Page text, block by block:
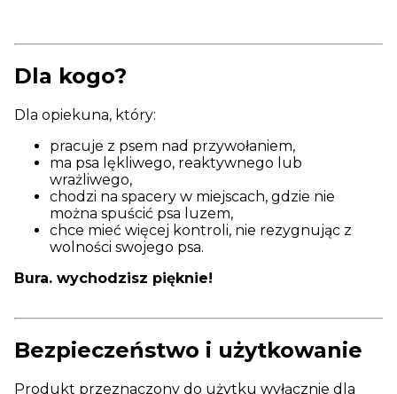
Dla kogo?
Dla opiekuna, który:
pracuje z psem nad przywołaniem,
ma psa lękliwego, reaktywnego lub
wrażliwego,
chodzi na spacery w miejscach, gdzie nie
można spuścić psa luzem,
chce mieć więcej kontroli, nie rezygnując z
wolności swojego psa.
Bura. wychodzisz pięknie!
Bezpieczeństwo i użytkowanie
Produkt przeznaczony do użytku wyłącznie dla